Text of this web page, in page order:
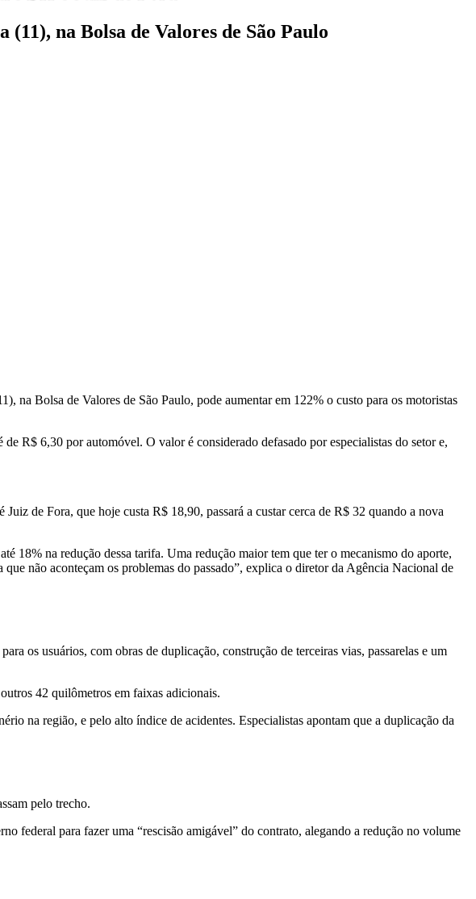
na Bolsa de Valores de São Paulo
na Bolsa de Valores de São Paulo, pode aumentar em 122% o custo para os motoristas
R$ 6,30 por automóvel. O valor é considerado defasado por especialistas do setor e,
de Fora, que hoje custa R$ 18,90, passará a custar cerca de R$ 32 quando a nova
18% na redução dessa tarifa. Uma redução maior tem que ter o mecanismo do aporte,
não aconteçam os problemas do passado”, explica o diretor da Agência Nacional de
os usuários, com obras de duplicação, construção de terceiras vias, passarelas e um
42 quilômetros em faixas adicionais.
na região, e pelo alto índice de acidentes. Especialistas apontam que a duplicação da
pelo trecho.
federal para fazer uma “rescisão amigável” do contrato, alegando a redução no volume